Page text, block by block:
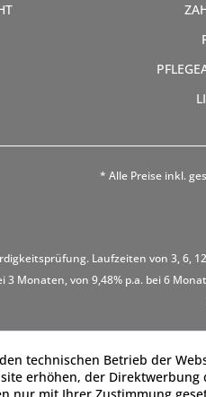
* Alle Preise inkl.
Laufzeiten von 3, 6,
3 Monaten, von 9,48% p.a. bei 6
technischen Betrieb der
erhöhen, der